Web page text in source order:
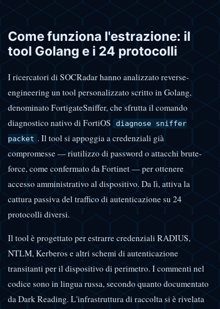
Come funziona l'estrazione: il
tool Golang e i 24 protocolli
I ricercatori di SOCRadar hanno analizzato reverse-
engineering un tool personalizzato scritto in Golang,
denominato FortigateSniffer, che sfrutta il comando
diagnostico nativo di FortiOS
diagnose sniffer
packet . Il tool si appoggia a credenziali già
compromesse — riutilizzo di password o attacchi brute-
force, come confermato da Fortinet — per ottenere
accesso amministrativo al dispositivo. Da lì, attiva la
cattura passiva del traffico di autenticazione su 24
protocolli diversi.
Il tool è progettato per estrarre credenziali RADIUS,
NTLM, Kerberos e altri schemi di autenticazione
transitanti per il dispositivo di perimetro. I commenti nel
codice sono in lingua russa, secondo quanto documentato
da Dark Reading. L'infrastruttura di raccolta si è rivelata